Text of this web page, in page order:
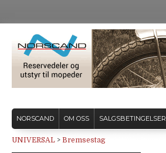
NORSCAND OM OSS SALGSBETINGELSER
UNIVERSAL > Bremsestag